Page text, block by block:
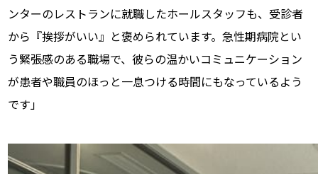
ンターのレストランに就職したホールスタッフも、受診者
から『挨拶がいい』と褒められています。急性期病院とい
う緊張感のある職場で、彼らの温かいコミュニケーション
が患者や職員のほっと一息つける時間にもなっているよう
です」